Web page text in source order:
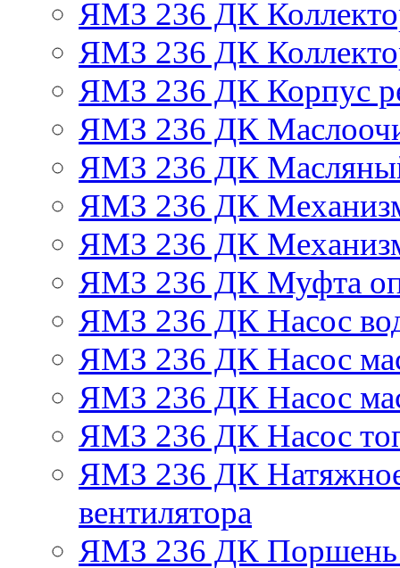
ЯМЗ 236 ДК
ЯМЗ 236 ДК
ЯМЗ 236 ДК Корпус
ЯМЗ 236 ДК
ЯМЗ 236 ДК
ЯМЗ 236 ДК
ЯМЗ 236 ДК
ЯМЗ 236 ДК Муфта
ЯМЗ 236 ДК Насос
ЯМЗ 236 ДК Насос
ЯМЗ 236 ДК Насос
ЯМЗ 236 ДК Насос
ЯМЗ 236 ДК Натяжное
вентилятора
ЯМЗ 236 ДК Поршень